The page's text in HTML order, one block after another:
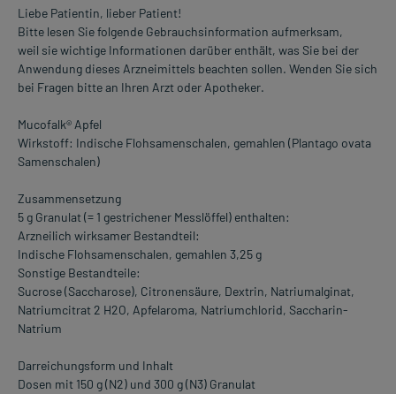
Liebe Patientin, lieber Patient!
Bitte lesen Sie folgende Gebrauchsinformation aufmerksam,
weil sie wichtige Informationen darüber enthält, was Sie bei der
Anwendung dieses Arzneimittels beachten sollen. Wenden Sie sich
bei Fragen bitte an Ihren Arzt oder Apotheker.
Mucofalk® Apfel
Wirkstoff: Indische Flohsamenschalen, gemahlen (Plantago ovata
Samenschalen)
Zusammensetzung
5 g Granulat (= 1 gestrichener Messlöffel) enthalten:
Arzneilich wirksamer Bestandteil:
Indische Flohsamenschalen, gemahlen 3,25 g
Sonstige Bestandteile:
Sucrose (Saccharose), Citronensäure, Dextrin, Natriumalginat,
Natriumcitrat 2 H2O, Apfelaroma, Natriumchlorid, Saccharin-
Natrium
Darreichungsform und Inhalt
Dosen mit 150 g (N2) und 300 g (N3) Granulat